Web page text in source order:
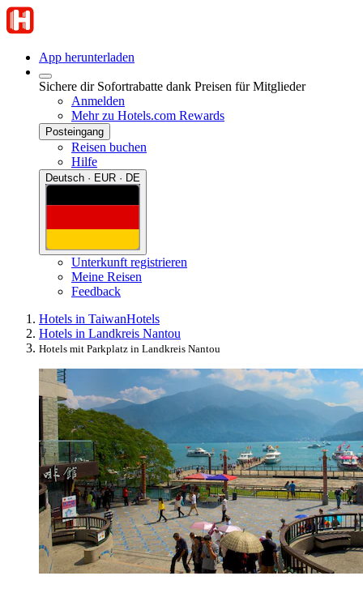
App herunterladen
Sichere dir Sofortrabatte dank Preisen für Mitglieder
Anmelden
Mehr zu Hotels.com Rewards
Posteingang
Reisen buchen
Hilfe
Deutsch · EUR · DE
Unterkunft registrieren
Meine Reisen
Feedback
Hotels in TaiwanHotels
Hotels in Landkreis Nantou
Hotels mit Parkplatz in Landkreis Nantou